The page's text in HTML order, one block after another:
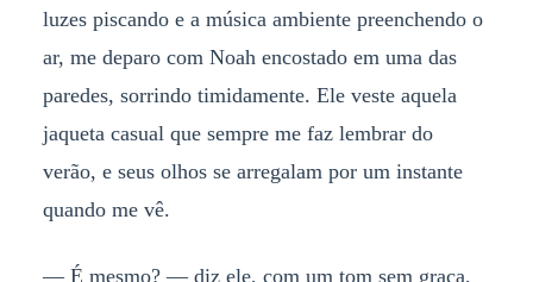
luzes piscando e a música ambiente preenchendo o
ar, me deparo com Noah encostado em uma das
paredes, sorrindo timidamente. Ele veste aquela
jaqueta casual que sempre me faz lembrar do
verão, e seus olhos se arregalam por um instante
quando me vê.
— É mesmo? — diz ele, com um tom sem graça,